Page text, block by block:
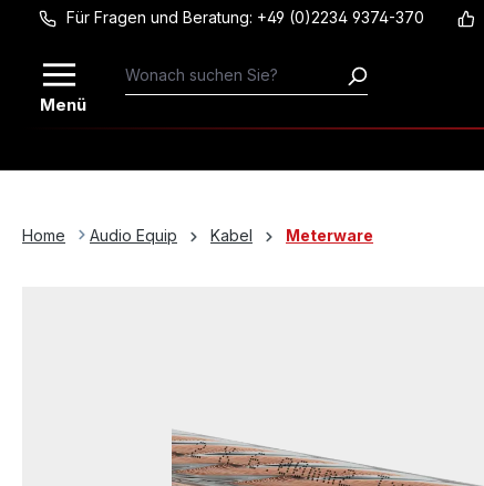
Zum Hauptinhalt springen
Für Fragen und Beratung: +49 (0)2234 9374-370
Menü
Home Audio Equip Kabel Meterware